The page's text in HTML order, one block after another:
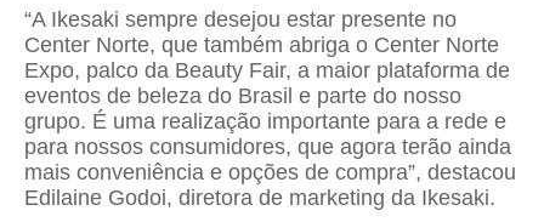
“A Ikesaki sempre desejou estar presente no
Center Norte, que também abriga o Center Norte
Expo, palco da Beauty Fair, a maior plataforma de
eventos de beleza do Brasil e parte do nosso
grupo. É uma realização importante para a rede e
para nossos consumidores, que agora terão ainda
mais conveniência e opções de compra”, destacou
Edilaine Godoi, diretora de marketing da Ikesaki.